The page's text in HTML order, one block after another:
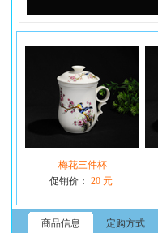
梅花三件杯
促销价： 20 元
商品信息 定购方式